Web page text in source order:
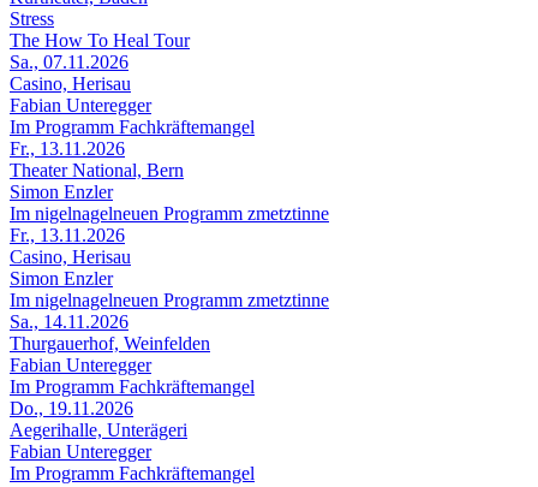
Stress
The How To Heal Tour
Sa., 07.11.2026
Casino, Herisau
Fabian Unteregger
Im Programm Fachkräftemangel
Fr., 13.11.2026
Theater National, Bern
Simon Enzler
Im nigelnagelneuen Programm zmetztinne
Fr., 13.11.2026
Casino, Herisau
Simon Enzler
Im nigelnagelneuen Programm zmetztinne
Sa., 14.11.2026
Thurgauerhof, Weinfelden
Fabian Unteregger
Im Programm Fachkräftemangel
Do., 19.11.2026
Aegerihalle, Unterägeri
Fabian Unteregger
Im Programm Fachkräftemangel